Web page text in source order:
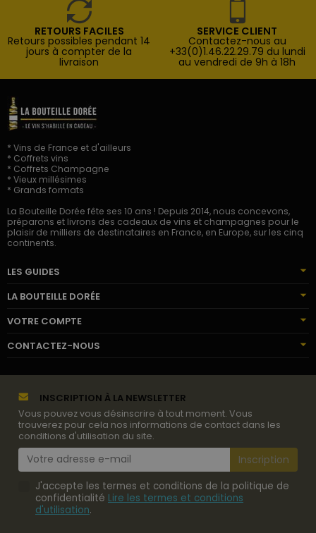
RETOURS FACILES
Retours possibles pendant 14
jours à compter de la
livraison
SERVICE CLIENT
Contactez-nous au
+33(0)1.46.22.29.79 du lundi
au vendredi de 9h à 18h
* Vins de France et d'ailleurs
* Coffrets vins
* Coffrets Champagne
* Vieux millésimes
* Grands formats
La Bouteille Dorée fête ses 10 ans ! Depuis 2014, nous concevons,
préparons et livrons des cadeaux de vins et champagnes pour le
plaisir de milliers de destinataires en France, en Europe, sur les cinq
continents.
LES GUIDES
LA BOUTEILLE DORÉE
VOTRE COMPTE
CONTACTEZ-NOUS
INSCRIPTION À LA NEWSLETTER
Vous pouvez vous désinscrire à tout moment. Vous
trouverez pour cela nos informations de contact dans les
conditions d'utilisation du site.
J'accepte les termes et conditions de la politique de
confidentialité Lire les termes et conditions
d'utilisation.